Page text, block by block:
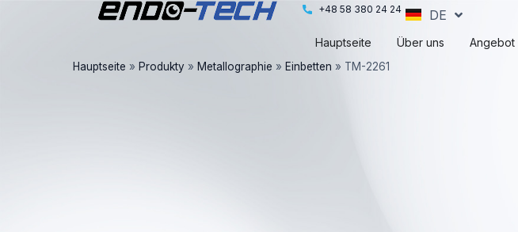
+48 58 380 24 24 DE
EN
Hauptseite Über uns Angebot
Hauptseite » Produkty » Metallographie » Einbetten » TM-2261